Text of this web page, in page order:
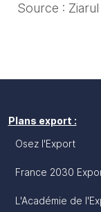
Source :
Plans export :
Osez l'Export
France 2030
L'Académie de